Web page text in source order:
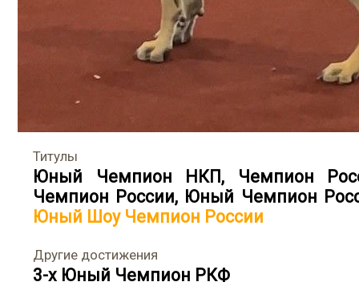
Титулы
Юный Чемпион НКП, Чемпион
Чемпион России, Юный Чемпион
Юный Шоу Чемпион России
Другие достижения
3-х Юный Чемпион РКФ